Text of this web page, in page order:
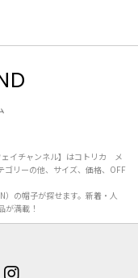
ェイチャンネル】はコトリカ メ
ゴリーの他、サイズ、価格、OFF
の帽子が探せます。新着・人
が満載！